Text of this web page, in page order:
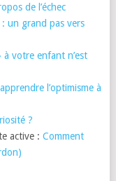
de l’échec
un grand pas vers
à votre enfant n’est
l’optimisme à
?
active :Comment